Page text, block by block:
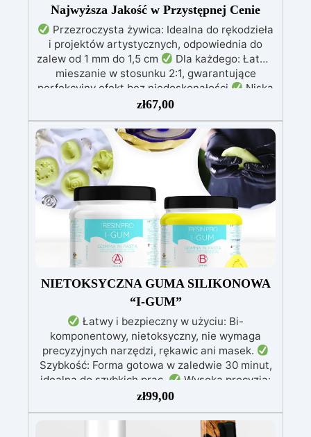
Najwyższa Jakość w Przystępnej Cenie
Przezroczysta żywica: Idealna do rękodzieła
i projektów artystycznych, odpowiednia do
zalew od 1 mm do 1,5 cm
Dla każdego: Łatwe
mieszanie w stosunku 2:1, gwarantujące
perfekcyjny efekt bez niedoskonałości
Niska
lepkość: Zapewnia odlewy bez pęcherzyków,
kompatybilna z drewnem, silikonem, szkłem,
metalem i innymi materiałami
Bezpieczna po
utwardzeniu: Nietoksyczna, bezpieczna dla
skóry, wolna od BPA i rozpuszczalników (VOC
Free)
Błyszcząca i samopoziomująca: Z
filtrami UV przeciw żółknięciu dla trwałego i
lśniącego wykończenia
zł67,00
NIETOKSYCZNA GUMA SILIKONOWA
“I-GUM”
Łatwy i bezpieczny w użyciu: Bi-
komponentowy, nietoksyczny, nie wymaga
precyzyjnych narzędzi, rękawic ani masek.
Szybkość: Forma gotowa w zaledwie 30 minut,
idealna do szybkich prac.
Wysoka precyzja:
Odwzorowuje drobne i skomplikowane detale,
zapewniając profesjonalny rezultat.
Wszechstronność: Kompatybilny z żywicą,
zł99,00